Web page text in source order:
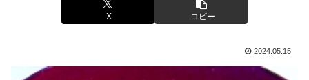
X コピー
2024.05.15